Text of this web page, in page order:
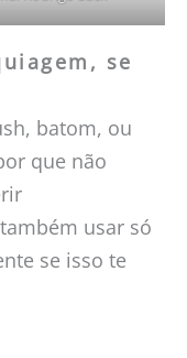
se
batom, ou
que não
usar só
se isso te